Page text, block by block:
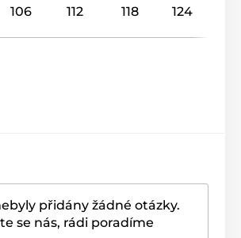
106 112 118 124
přidány žádné otázky.
se nás, rádi poradíme